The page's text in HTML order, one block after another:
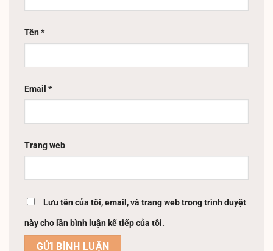
Tên*
Email *
Trang web
Lưu tên của tôi, email, và trang web trong trình duyệt
này cho lần bình luận kế tiếp của tôi.